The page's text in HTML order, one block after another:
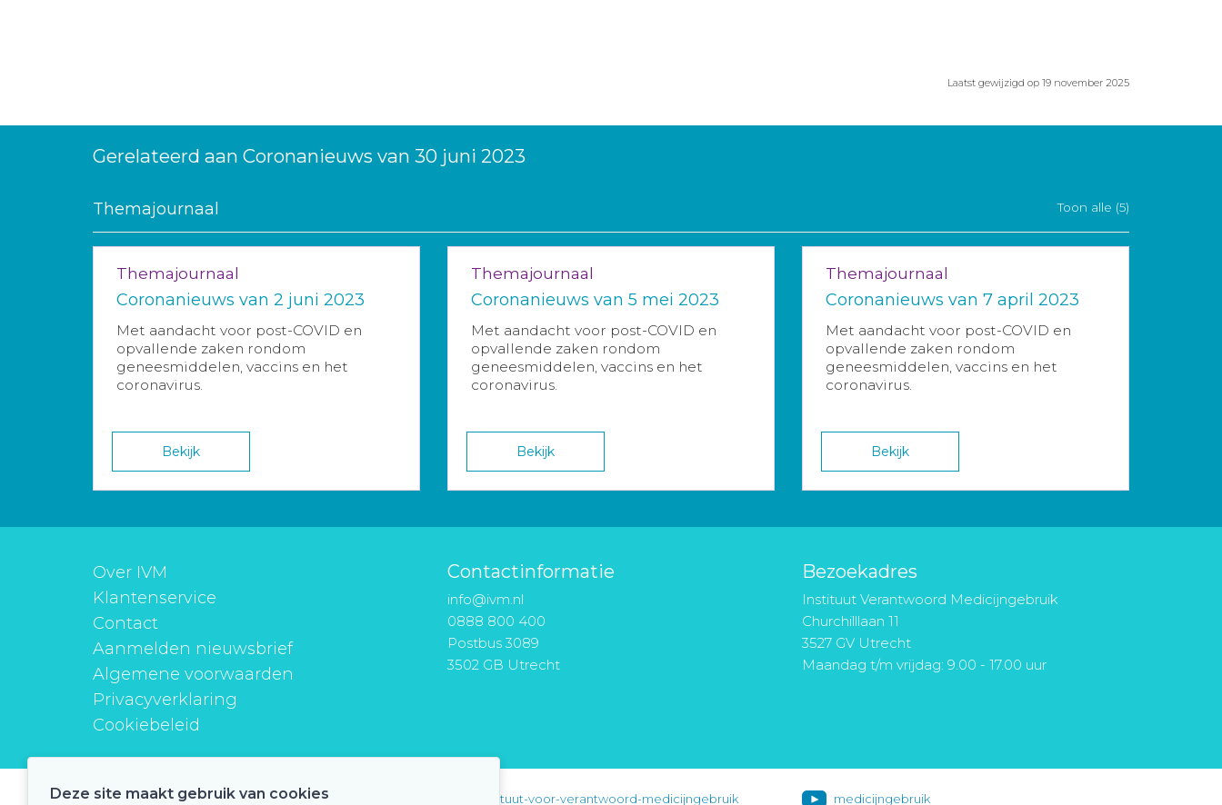
Laatst gewijzigd op 19 november 2025
Gerelateerd aan Coronanieuws van 30 juni 2023
Themajournaal Toon alle (5)
Themajournaal
Coronanieuws van 2 juni 2023
Met aandacht voor post-COVID en
opvallende zaken rondom
geneesmiddelen, vaccins en het
coronavirus.
Bekijk
Themajournaal
Coronanieuws van 5 mei 2023
Met aandacht voor post-COVID en
opvallende zaken rondom
geneesmiddelen, vaccins en het
coronavirus.
Bekijk
Themajournaal
Coronanieuws van 7 april 2023
Met aandacht voor post-COVID en
opvallende zaken rondom
geneesmiddelen, vaccins en het
coronavirus.
Bekijk
Over IVM
Klantenservice
Contact
Aanmelden nieuwsbrief
Algemene voorwaarden
Privacyverklaring
Cookiebeleid
Contactinformatie
info@ivm.nl
0888 800 400
Postbus 3089
3502 GB Utrecht
Bezoekadres
Instituut Verantwoord Medicijngebruik
Churchilllaan 11
3527 GV Utrecht
Maandag t/m vrijdag: 9.00 - 17.00 uur
instituutverantwoordmedicijngebruik instituut-voor-verantwoord-medicijngebruik medicijngebruik
Deze site maakt gebruik van cookies